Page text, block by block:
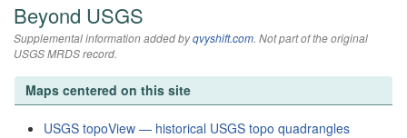
Beyond USGS
Supplemental information added byqvyshift.com. Not part of the original
USGS MRDS record.
Maps centered on this site
USGS topoView — historical USGS topo quadrangles